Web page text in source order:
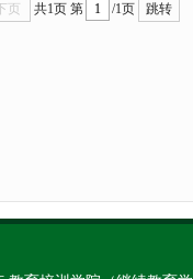
页 共1页 第 /1页 跳转